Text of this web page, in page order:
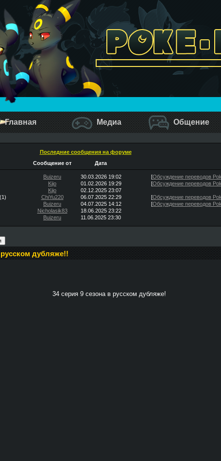
Главная Медиа Общение
Последние сообщения на форуме
Сообщение от Дата
Buizeru 30.03.2026 19:02 [Обсуждение переводов
Kijo 01.02.2026 19:29 [Обсуждение переводов
Kijo 02.12.2025 23:07
(1) ChiYu220 06.07.2025 22:29 [Обсуждение переводов
Buizeru 04.07.2025 14:12 [Обсуждение переводов
Nicholasik83 18.06.2025 23:22
Buizeru 11.06.2025 23:30
русском дубляже!!
34 серия 9 сезона в русском дубляже!